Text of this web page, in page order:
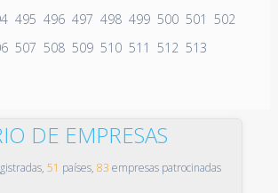
495 496 497 498 499 500 501 502
507 508 509 510 511 512 513
DE EMPRESAS
51 países, 83 empresas patrocinadas